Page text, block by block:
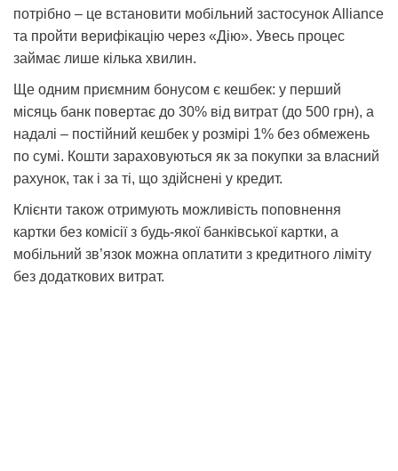
потрібно – це встановити мобільний застосунок Alliance
та пройти верифікацію через «Дію». Увесь процес
займає лише кілька хвилин.
Ще одним приємним бонусом є кешбек: у перший
місяць банк повертає до 30% від витрат (до 500 грн), а
надалі – постійний кешбек у розмірі 1% без обмежень
по сумі. Кошти зараховуються як за покупки за власний
рахунок, так і за ті, що здійснені у кредит.
Клієнти також отримують можливість поповнення
картки без комісії з будь-якої банківської картки, а
мобільний зв’язок можна оплатити з кредитного ліміту
без додаткових витрат.